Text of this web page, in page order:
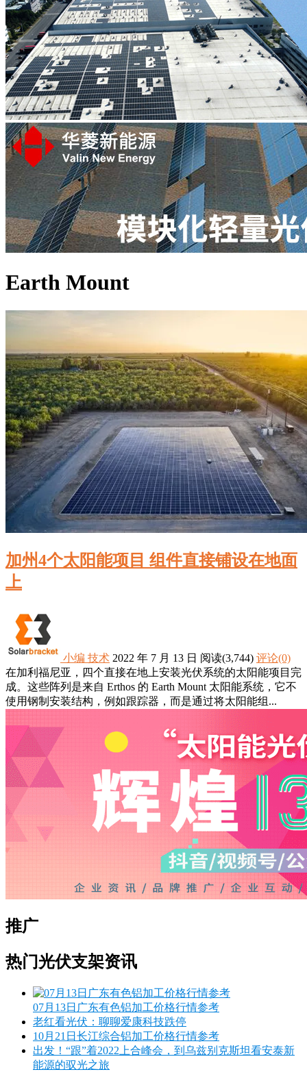
Earth Mount
加州4个太阳能项目 组件直接铺设在地面
上
小编 技术 2022 年 7 月 13 日 阅读(3,744) 评论(0)
在加利福尼亚，四个直接在地上安装光伏系统的太阳能项目完
成。这些阵列是来自 Erthos 的 Earth Mount 太阳能系统，它不
使用钢制安装结构，例如跟踪器，而是通过将太阳能组...
推广
热门光伏支架资讯
07月13日广东有色铝加工价格行情参考
老红看光伏：聊聊爱康科技跌停
10月21日长江综合铝加工价格行情参考
出发！“跟”着2022上合峰会，到乌兹别克斯坦看安泰新
能源的驭光之旅